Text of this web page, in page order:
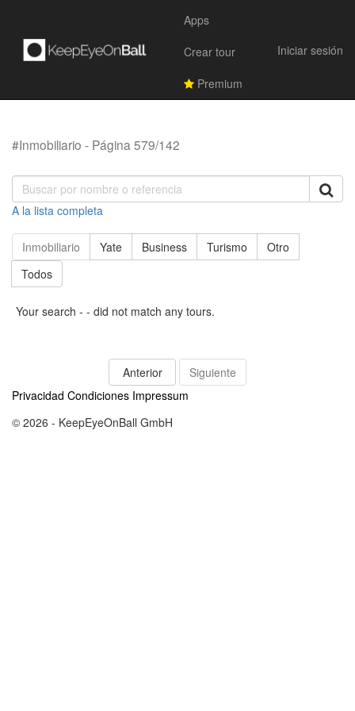
Apps
Crear tour
Premium
Iniciar sesión
#Inmobiliario - Página 579/142
A la lista completa
Inmobiliario Yate Business Turismo
Otro
Todos
Your search - - did not match any tours.
Anterior
Siguiente
Privacidad Condiciones Impressum
© 2026 - KeepEyeOnBall GmbH